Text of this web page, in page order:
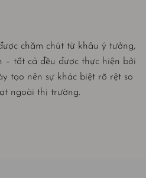
chăm chút từ khâu ý tưởng,
– tất cả đều được thực hiện bởi
tạo nên sự khác biệt rõ rệt so
ngoài thị trường.